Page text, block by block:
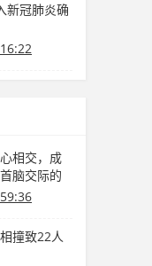
新冠肺炎确
相交，成
脑交际的
度
撞致22人